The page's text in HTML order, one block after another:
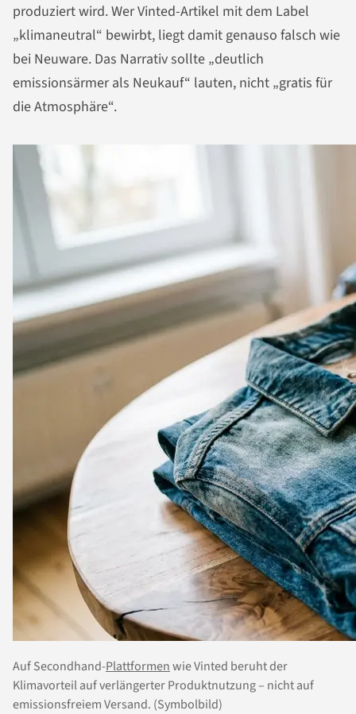
produziert wird. Wer Vinted-Artikel mit dem Label
„klimaneutral“ bewirbt, liegt damit genauso falsch wie
bei Neuware. Das Narrativ sollte „deutlich
emissionsärmer als Neukauf“ lauten, nicht „gratis für
die Atmosphäre“.
Auf Secondhand-Plattformenwie Vinted beruht der
Klimavorteil auf verlängerter Produktnutzung – nicht auf
emissionsfreiem Versand. (Symbolbild)